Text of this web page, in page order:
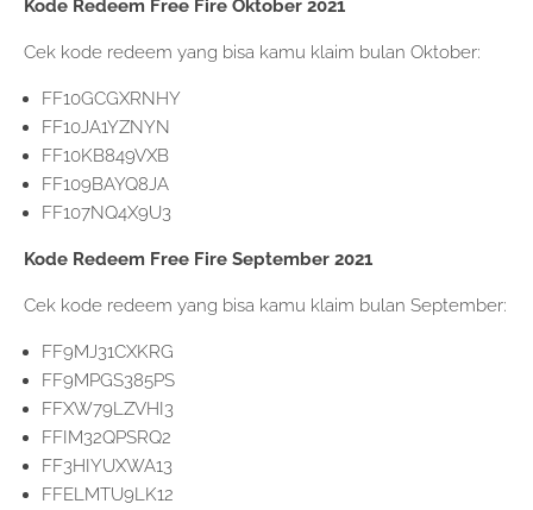
Kode Redeem Free Fire Oktober 2021
Cek kode redeem yang bisa kamu klaim bulan Oktober:
FF10GCGXRNHY
FF10JA1YZNYN
FF10KB849VXB
FF109BAYQ8JA
FF107NQ4X9U3
Kode Redeem Free Fire September 2021
Cek kode redeem yang bisa kamu klaim bulan September:
FF9MJ31CXKRG
FF9MPGS385PS
FFXW79LZVHI3
FFIM32QPSRQ2
FF3HIYUXWA13
FFELMTU9LK12